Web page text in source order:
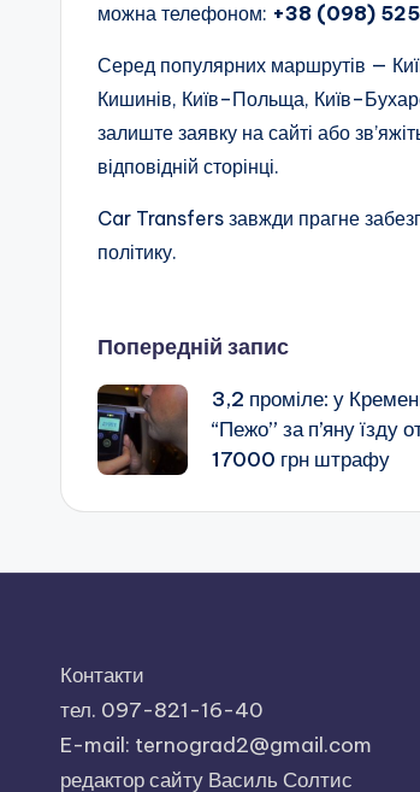
можна телефоном: +38 (098)
Серед популярних маршрутів —
Кишинів, Київ–Польща,
залиште заявку на сайті або
відповідній сторінці.
Car Transfers завжди прагне
політику.
Навігація
по
запису
Попередній запис
3,2 проміле: у
“Пежо” за п’яну їзду
17000 грн штрафу
Контакти
тел. 097-821-16-40
E-mail: ternograd2@gmail.com
редактор сайту Василь Солтис